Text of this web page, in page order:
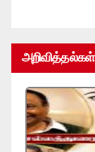
அறிவித்தல்கள்